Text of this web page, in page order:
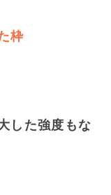
枠
した強度もな